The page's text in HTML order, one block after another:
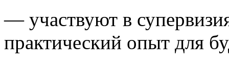
— участвуют в
практический опыт для